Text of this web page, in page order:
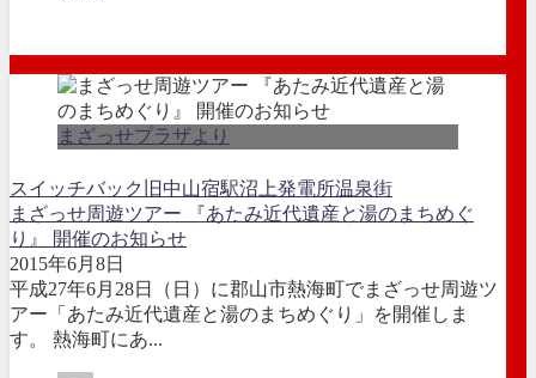
まざっせプラザより
スイッチバック 旧中山宿駅沼上発電所温泉街
まざっせ周遊ツアー 『あたみ近代遺産と湯のまちめぐ
り』 開催のお知らせ
2015年6月8日
平成27年6月28日（日）に郡山市熱海町でまざっせ周遊ツ
アー「あたみ近代遺産と湯のまちめぐり」を開催しま
す。 熱海町にあ...